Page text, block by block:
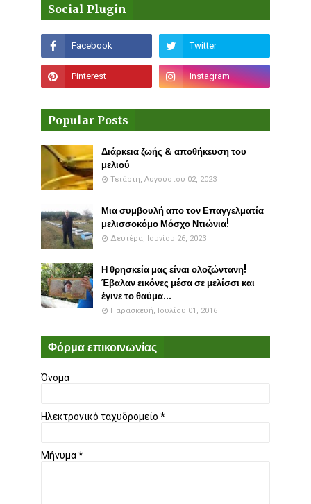
Social Plugin
Popular Posts
Διάρκεια ζωής & αποθήκευση του
μελιού
Τετάρτη, Αυγούστου 02, 2023
Μια συμβουλή απο τον Επαγγελματία
μελισσοκόμο Μόσχο Ντιώνια!
Δευτέρα, Ιουνίου 26, 2023
Η θρησκεία μας είναι ολοζώντανη!
Έβαλαν εικόνες μέσα σε μελίσσι και
έγινε το θαύμα...
Παρασκευή, Ιουλίου 01, 2016
Φόρμα επικοινωνίας
Όνομα
Ηλεκτρονικό ταχυδρομείο *
Μήνυμα*